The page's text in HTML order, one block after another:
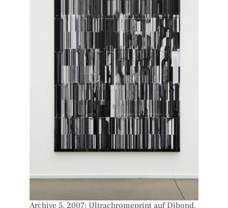
Archive 5, 2007; Ultrachromeprint auf Dibond,